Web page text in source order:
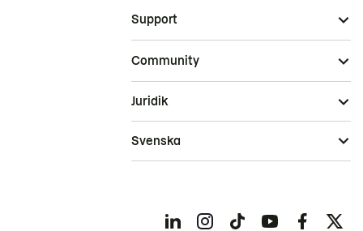
Support
Community
Juridik
Svenska